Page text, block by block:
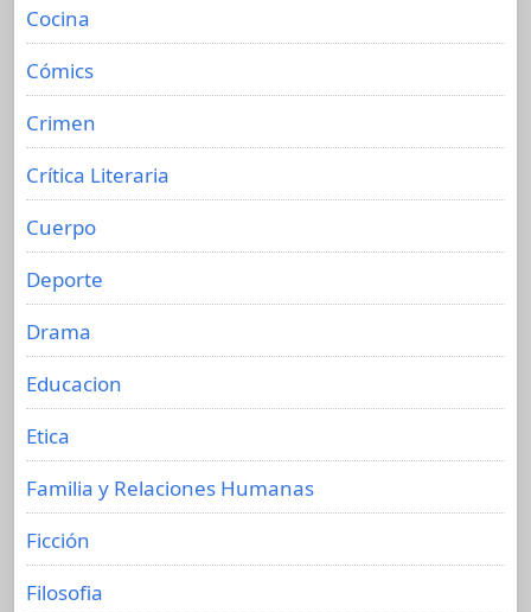
Cocina
Cómics
Crimen
Crítica Literaria
Cuerpo
Deporte
Drama
Educacion
Etica
Familia y Relaciones Humanas
Ficción
Filosofia